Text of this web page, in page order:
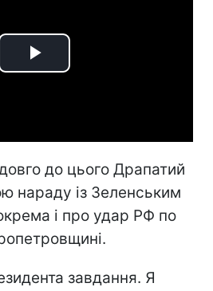
Play
до цього Драпатий
нараду із Зеленським
і про удар РФ по
завдання. Я